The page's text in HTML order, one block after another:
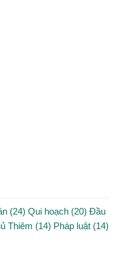
(24) Qui hoạch (20) Đầu
Thiêm (14) Pháp luật (14)